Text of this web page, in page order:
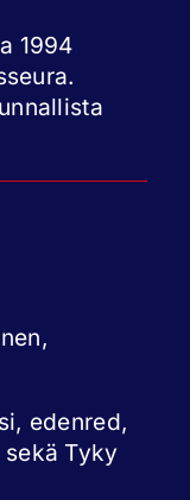
1994
edenred,
Tyky